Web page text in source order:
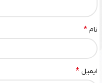
نام *
ایمیل *